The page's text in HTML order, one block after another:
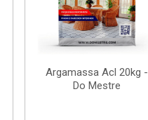
Argamassa Acl 20kg -
Do Mestre